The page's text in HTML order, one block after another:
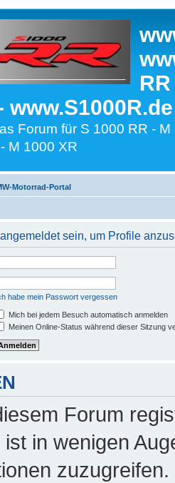
Forum für S 1000 RR -
M 1000 XR
Motorrad-Portal
sein, um Profile
habe mein Passwort vergessen
Mich bei jedem Besuch automatisch anmelden
Meinen Online-Status während dieser Sitzung
Forum
in wenigen